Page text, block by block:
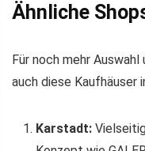
Ähnliche
Für noch mehr
auch diese Kaufhäuser
Karstadt: